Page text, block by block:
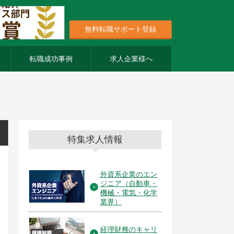
無料転職サポート登録
転職成功事例 求人企業様へ
特集求人情報
外資系企業のエン
ジニア（自動車・
機械・電気・化学
業界）
経理財務のキャリ